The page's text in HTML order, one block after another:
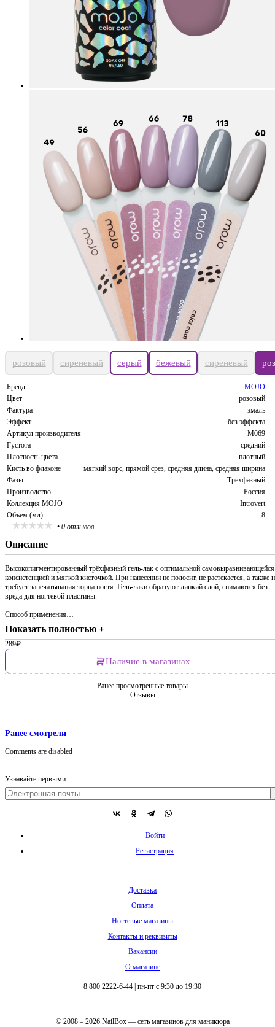
розовый сиреневый серый бежевый сиреневый
Бренд
MOJO
Цвет
розовый
Фактура
эмаль
Эффект
без эффекта
Артикул производителя
M069
Густота
средний
Плотность цвета
плотный
Кисть во флаконе
мягкий ворс, прямой срез, средняя длина, средняя ширина
Фазы
Трехфазный
Производство
Россия
Коллекция MOJO
Introvert
Объем (мл)
8
• 0 отзывов
Описание
Высокопигментированный трёхфазный гель-лак с оптимальной самовыравнивающейся
консистенцией и мягкой кисточкой. При нанесении не полосит, не растекается, а также
требует запечатывания торца ногтя. Гель-лаки образуют липкий слой, снимаются без
вреда для ногтевой пластины.
Способ применения…
Показать полностью +
289₽
Наличие в магазинах
Ранее просмотренные товары
Отзывы
Ранее смотрели
Comments are disabled
Узнавайте первыми:
Войти
Регистрация
Доставка
Оплата
Ногтевые магазины
Контакты и реквизиты
Вакансии
О магазине
8 800 2222-6-44 пн-пт с 9:30 до 19:30
© 2008 – 2026 NailBox — сеть магазинов для маникюра